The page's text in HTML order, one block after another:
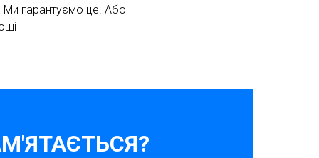
Ми гарантуємо це. Або